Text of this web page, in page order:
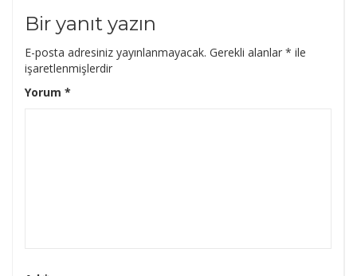
Bir yanıt yazın
E-posta adresiniz yayınlanmayacak. Gerekli alanlar * ile
işaretlenmişlerdir
Yorum *